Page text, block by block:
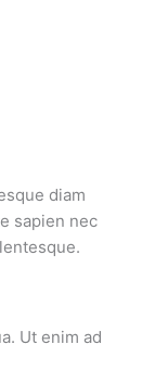
diam
sapien nec
Ut enim ad